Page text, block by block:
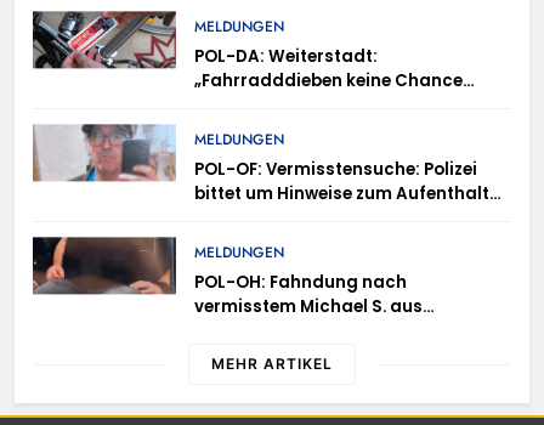
MELDUNGEN
POL-DA: Weiterstadt:
„Fahrradddieben keine Chance
Anmeldung erforderlich
MELDUNGEN
POL-OF: Vermisstensuche: Polizei
bittet um Hinweise zum Aufenthalt
MELDUNGEN
POL-OH: Fahndung nach
vermisstem Michael S. aus
MEHR ARTIKEL